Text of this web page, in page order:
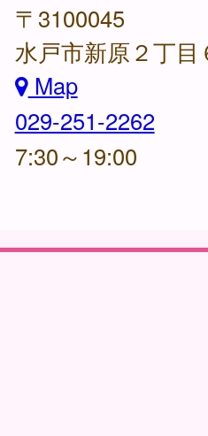
〒3100045
水戸市新原２丁目
Map
029-251-2262
7:30～19:00